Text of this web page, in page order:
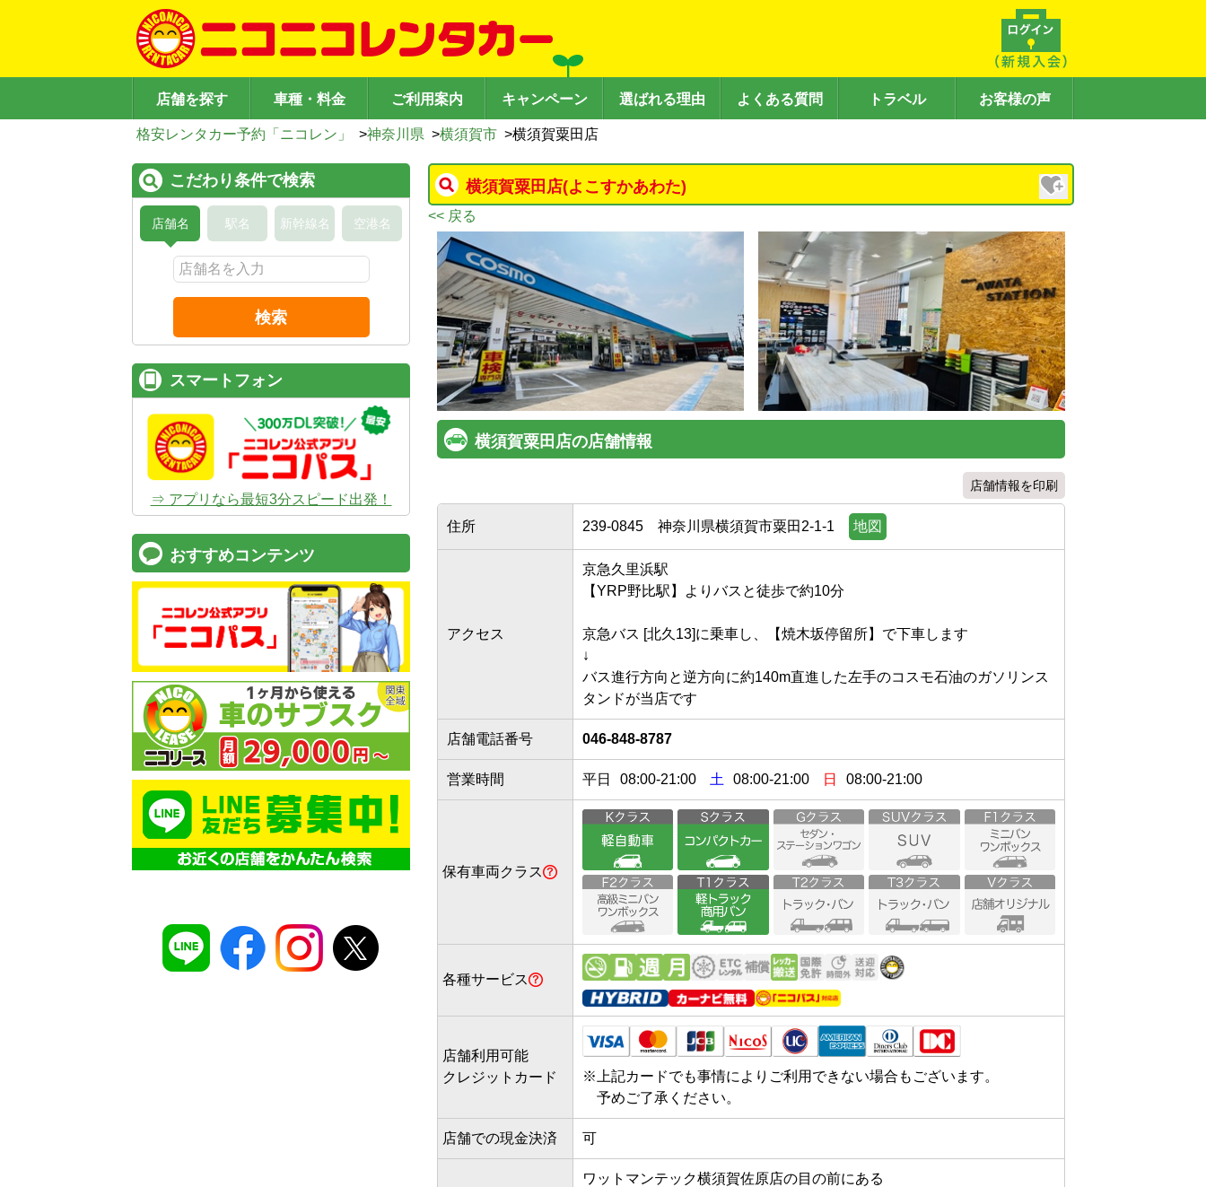
店舗を探す 車種・料金 ご利用案内 キャンペーン 選ばれる理由 よくある質問 トラベル お客様の声
格安レンタカー予約「ニコレン」 >神奈川県 >横須賀市 >横須賀粟田店
横須賀粟田店(よこすかあわた)
<< 戻る
横須賀粟田店の店舗情報
店舗情報を印刷
住所 239-0845 神奈川県横須賀市粟田2-1-1 地図
アクセス
京急久里浜駅
【YRP野比駅】よりバスと徒歩で約10分
京急バス [北久13]に乗車し、【焼木坂停留所】で下車します
↓
バス進行方向と逆方向に約140m直進した左手のコスモ石油のガソリンス
タンドが当店です
店舗電話番号 046-848-8787
営業時間 平日 08:00-21:00 土 08:00-21:00 日 08:00-21:00
保有車両クラス
各種サービス
店舗利用可能
クレジットカード
※ 上記カードでも事情によりご利用できない場合もございます。
予めご了承ください。
店舗での現金決済 可
ワットマンテック横須賀佐原店の目の前にある
こだわり条件で検索
店舗名 駅名 新幹線名 空港名
検索
スマートフォン
⇒ アプリなら最短3分スピード出発！
おすすめコンテンツ